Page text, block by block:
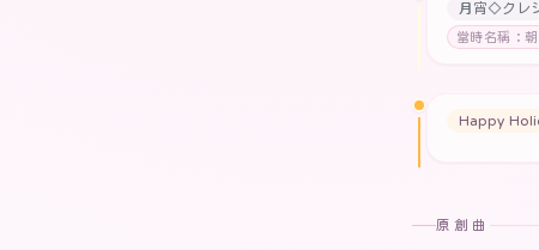
月宵◇クレ
當時名稱：
Happy
原創曲